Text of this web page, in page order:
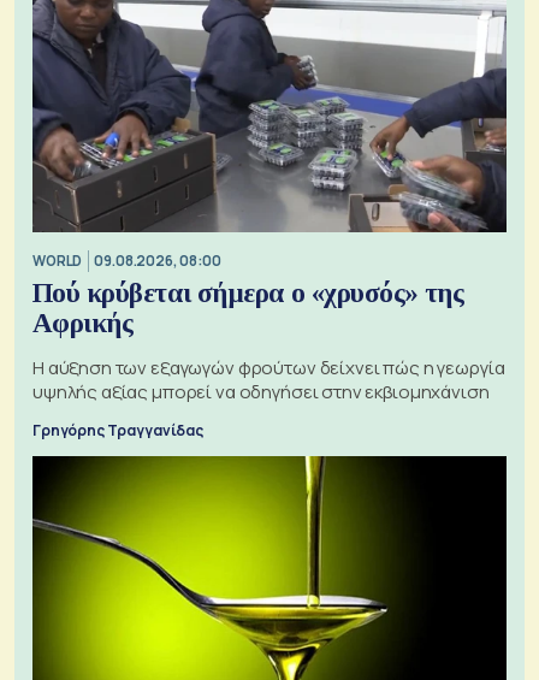
WORLD 09.08.2026, 08:00
Πού κρύβεται σήμερα ο «χρυσός» της
Αφρικής
Η αύξηση των εξαγωγών φρούτων δείχνει πώς η γεωργία
υψηλής αξίας μπορεί να οδηγήσει στην εκβιομηχάνιση
Γρηγόρης Τραγγανίδας